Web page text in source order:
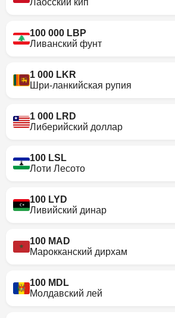
100 000 LBP
Ливанский фунт
1 000 LKR
Шри-ланкийская рупия
1 000 LRD
Либерийский доллар
100 LSL
Лоти Лесото
100 LYD
Ливийский динар
100 MAD
Марокканский дирхам
100 MDL
Молдавский лей